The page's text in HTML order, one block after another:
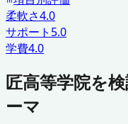
柔軟さ4.0
サポート 5.0
学費4.0
匠高等学院を
ーマ